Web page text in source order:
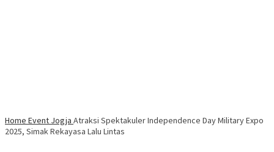
Home Event Jogja Atraksi Spektakuler Independence Day Military Expo
2025, Simak Rekayasa Lalu Lintas